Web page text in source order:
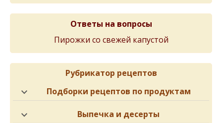
Ответы на вопросы
Пирожки со свежей капустой
Рубрикатор рецептов
Подборки рецептов по продуктам
Выпечка и десерты